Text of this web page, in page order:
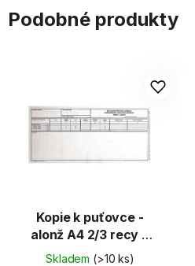
Podobné produkty
Kopie k puťovce -
alonž A4 2/3 recy 5
listů
Skladem (>10 ks)